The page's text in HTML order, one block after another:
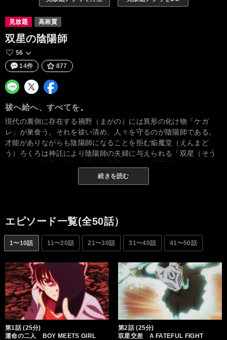
見放題 高画質
双星の陰陽師
56
14件
877
祓へ給へ、すべてを。
現代の裏側に存在する禍野（まがの）には異形の化け物「ケガ
レ」が巣食う。それを祓い清め、人々を守るのが陰陽師である。
才能がありながらも陰陽師になることを拒む焔魔堂（えんまど
う）ろくろは神託により陰陽師の夫婦に与えられる「双星（そう
せい）」の称号を得る。同じく双星となった化野紅緒（あだしの
べにお）は全てのケガレを祓うことを理想に掲げる少女であっ
た。双星として戦いに巻き込まれていく中で、強くなりたいと真
分の弱さと向き合う様になる。紅緒に刺激され目を逸らし続けて
いた過去と向き合ったろくろは再び陰陽師として戦うことを決意
し、二人は共に「双星の陰陽師」として強大なケガレへと立ち向
かう！
続きを読む
エピソード一覧(全50話）
1〜10話 11〜20話 21〜30話 31〜40話 41〜50話
第1話 (25分)
運命の二人 BOY MEETS GIRL
第2話 (25分)
双星交差 A FATEFUL FIGHT